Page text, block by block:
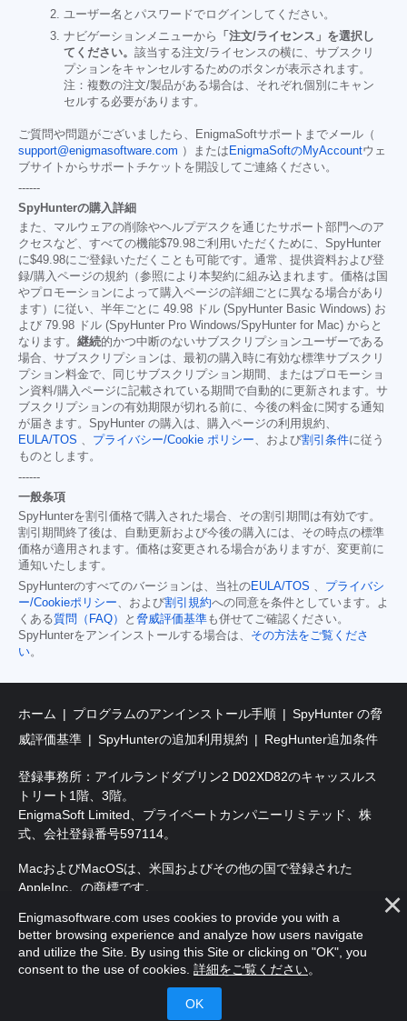
ユーザー名とパスワードでログインしてください。
ナビゲーションメニューから
「注文/ライセンス」を選択し
てください。 該当する注文/ライセンスの横に、サブスクリ
プションをキャンセルするためのボタンが表示されます。
注：複数の注文/製品がある場合は、それぞれ個別にキャン
セルする必要があります。
ご質問や問題がございましたら、EnigmaSoftサポートまでメール（
support@enigmasoftware.com ）または EnigmaSoftのMyAccountウェ
ブサイトからサポートチケットを開設してご連絡ください。
------
SpyHunterの購入詳細
また、マルウェアの削除やヘルプデスクを通じたサポート部門へのア
クセスなど、すべての機能$79.98ご利用いただくために、SpyHunter
に$49.98にご登録いただくことも可能です。通常、提供資料および登
録/購入ページの規約（参照により本契約に組み込まれます。価格は国
やプロモーションによって購入ページの詳細ごとに異なる場合があり
ます）に従い、半年ごとに 49.98 ドル (SpyHunter Basic Windows) お
よび 79.98 ドル (SpyHunter Pro Windows/SpyHunter for Mac) からと
なります。 継続的かつ中断のないサブスクリプションユーザーである
場合、サブスクリプションは、最初の購入時に有効な標準サブスクリ
プション料金で、同じサブスクリプション期間、またはプロモーショ
ン資料/購入ページに記載されている期間で自動的に更新されます。サ
ブスクリプションの有効期限が切れる前に、今後の料金に関する通知
が届きます。SpyHunter の購入は、購入ページの利用規約、
EULA/TOS 、 プライバシー/Cookie ポリシー、および割引条件に従う
ものとします。
------
一般条項
SpyHunterを割引価格で購入された場合、その割引期間は有効です。
割引期間終了後は、自動更新および今後の購入には、その時点の標準
価格が適用されます。価格は変更される場合がありますが、変更前に
通知いたします。
SpyHunterのすべてのバージョンは、当社のEULA/TOS 、 プライバシ
ー/Cookieポリシー、および割引規約への同意を条件としています。よ
くある質問（FAQ） と 脅威評価基準も併せてご確認ください。
SpyHunterをアンインストールする場合は、 その方法をご覧くださ
い。
ホーム プログラムのアンインストール手順
SpyHunter の脅
威評価基準
SpyHunterの追加利用規約 RegHunter追加条件
登録事務所：アイルランドダブリン2 D02XD82のキャッスルス
トリート1階、3階。
EnigmaSoft Limited、プライベートカンパニーリミテッド、株
式、会社登録番号597114。
MacおよびMacOSは、米国およびその他の国で登録された
AppleInc。の商標です。
著作権2016-2026。EnigmaSoft Ltd.無断複写・転載を禁じます。
Enigmasoftware.com uses cookies to provide you with a
better browsing experience and analyze how users navigate
and utilize the Site. By using this Site or clicking on "OK", you
consent to the use of cookies. 詳細をご覧ください。